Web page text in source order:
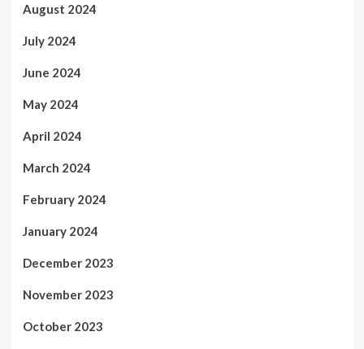
August 2024
July 2024
June 2024
May 2024
April 2024
March 2024
February 2024
January 2024
December 2023
November 2023
October 2023